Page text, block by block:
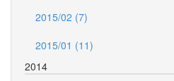
2015/02 (7)
2015/01 (11)
2014